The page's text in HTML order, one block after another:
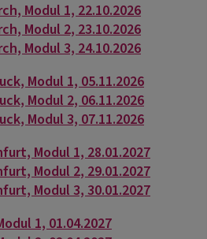
Modul 1, 22.10.2026
Modul 2, 23.10.2026
Modul 3, 24.10.2026
Modul 1, 05.11.2026
Modul 2, 06.11.2026
Modul 3, 07.11.2026
Modul 1, 28.01.2027
Modul 2, 29.01.2027
Modul 3, 30.01.2027
1, 01.04.2027